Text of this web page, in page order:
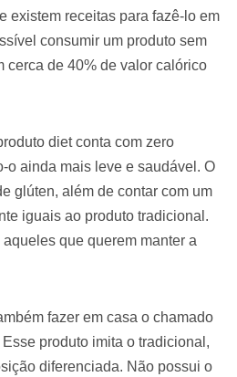
existem receitas para fazê-lo em
consumir um produto sem
cerca de 40% de valor calórico
diet conta com zero
o ainda mais leve e saudável. O
glúten, além de contar com um
iguais ao produto tradicional.
que querem manter a
fazer em casa o chamado
Esse produto imita o tradicional,
diferenciada. Não possui o